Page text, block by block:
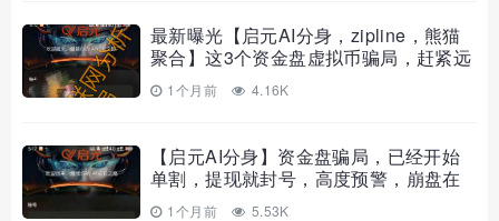
最新曝光【启元AI分身，zipline，熊猫
聚合】这3个资金盘虚拟币骗局，赶紧远
离！1个月前 4.16K
【启元AI分身】资金盘骗局，已经开始
单割，提现就封号，高度预警，崩盘在
即！1个月前 5.53K